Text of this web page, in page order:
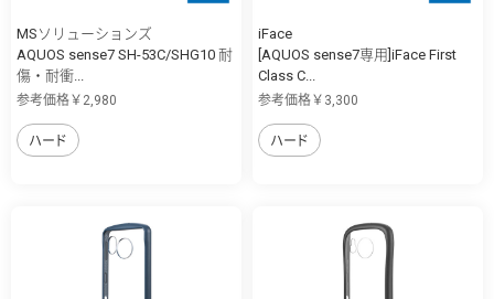
MSソリューションズ
AQUOS sense7 SH-53C/SHG10 耐
傷・耐衝...
参考価格￥2,980
ハード
iFace
[AQUOS sense7専用]iFace First
Class C...
参考価格￥3,300
ハード